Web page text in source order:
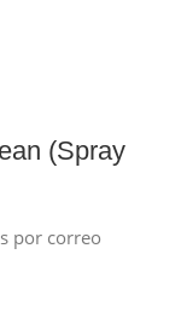
(Spray
por correo